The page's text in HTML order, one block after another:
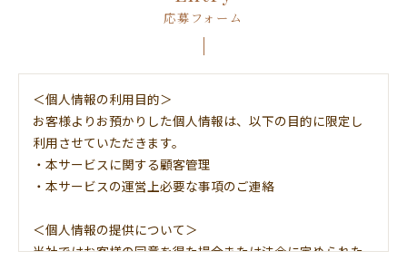
応募フォーム
＜個人情報の利用目的＞
お客様よりお預かりした個人情報は、以下の目的に限定し
利用させていただきます。
・本サービスに関する顧客管理
・本サービスの運営上必要な事項のご連絡
＜個人情報の提供について＞
当社ではお客様の同意を得た場合または法令に定められた